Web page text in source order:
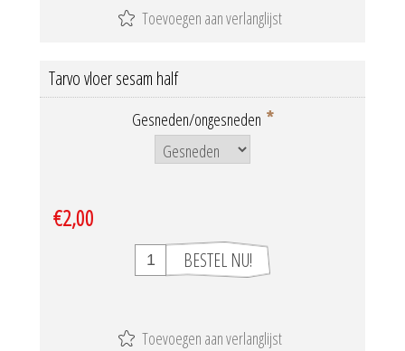
Tarvo vloer sesam half
Gesneden/ongesneden *
€2,00